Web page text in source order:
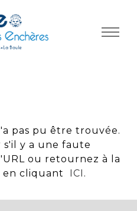
pas pu être trouvée.
y a une faute
ou retournez à la
en cliquant
ICI .